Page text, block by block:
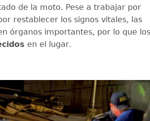
de la moto. Pese a trabajar por
restablecer los signos vitales, las
órganos importantes, por lo que los
en el lugar.